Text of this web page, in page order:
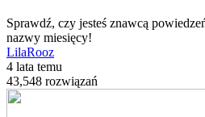
Sprawdź, czy jesteś znawcą
nazwy miesięcy!
LilaRooz
4 lata temu
43,548 rozwiązań